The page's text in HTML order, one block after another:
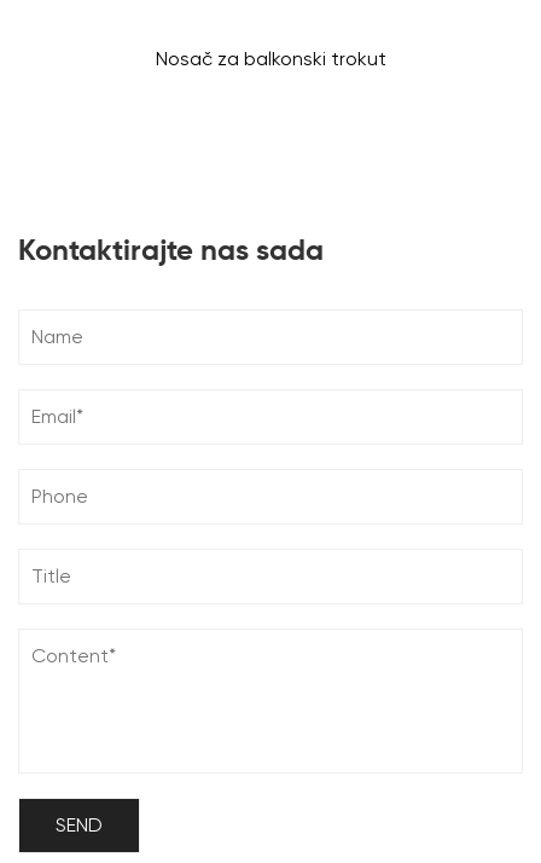
Nosač za balkonski trokut
Kontaktirajte nas sada